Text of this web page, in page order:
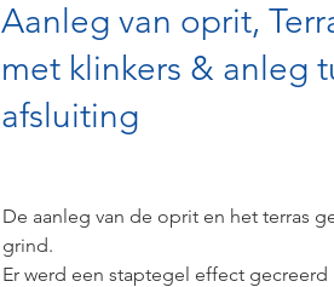
Aanleg van oprit,
met klinkers & anleg
afsluiting
De aanleg van de oprit en het terras
grind.
Er werd een staptegel effect